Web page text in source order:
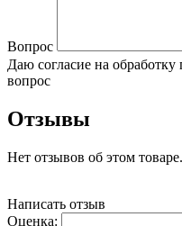
Вопрос
Даю согласие на
вопрос
Отзывы
Нет отзывов об этом товаре.
Написать отзыв
Оценка: